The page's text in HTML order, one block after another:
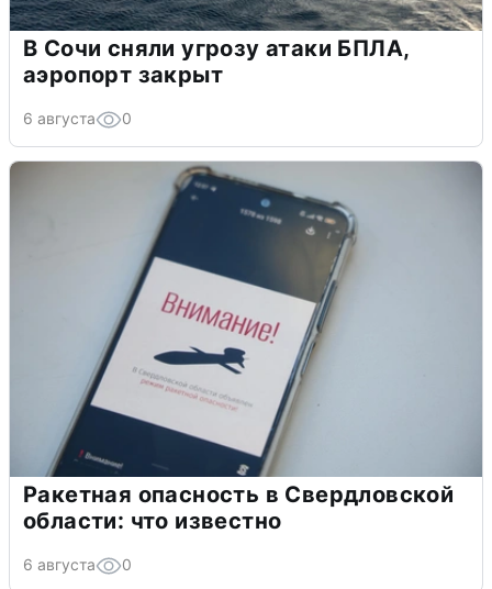
В Сочи сняли угрозу атаки БПЛА,
аэропорт закрыт
6 августа 0
Ракетная опасность в Свердловской
области: что известно
6 августа 0